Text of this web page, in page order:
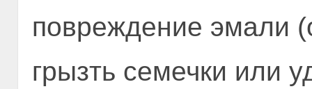
повреждение эмали
грызть семечки или